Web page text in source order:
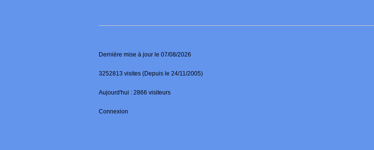
Dernière mise à jour le 07/08/2026
3252813 visites (Depuis le 24/11/2005)
Aujourd'hui : 2866 visiteurs
Connexion